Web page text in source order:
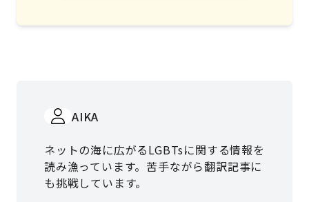
AIKA
ネットの海に広がるLGBTsに関する情報を
読み漁っています。苦手ながら翻訳記事に
も挑戦しています。